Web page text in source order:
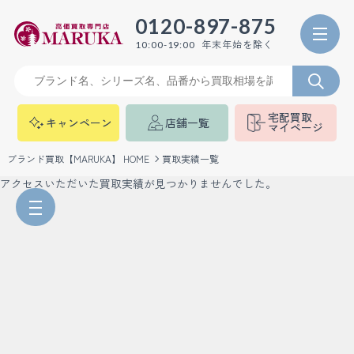
0120-897-875
10:00-19:00 年末年始を除く
キャンペーン 店舗一覧 宅配買取
マイページ
ブランド買取【MARUKA】 HOME 買取実績一覧
アクセスいただいた買取実績が見つかりませんでした。